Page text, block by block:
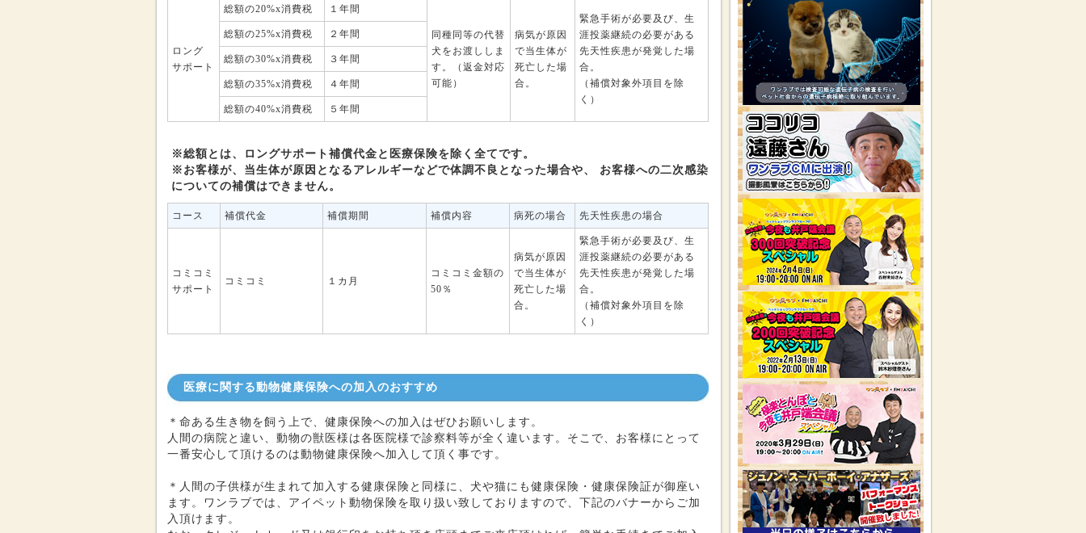
ロング
サポート
総額の20%x消費税 １年間
同種同等の代替
犬をお渡ししま
す。（返金対応
可能）
病気が原因
で当生体が
死亡した場
合。
緊急手術が必要及び、生
涯投薬継続の必要がある
先天性疾患が発覚した場
合。
（補償対象外項目を除
く）
総額の25%x消費税 ２年間
総額の30%x消費税 ３年間
総額の35%x消費税 ４年間
総額の40%x消費税 ５年間
※総額とは、ロングサポート補償代金と医療保険を除く全てです。
※お客様が、当生体が原因となるアレルギーなどで体調不良となった場合や、 お客様への二次感染
についての補償はできません。
コース 補償代金 補償期間 補償内容 病死の場合 先天性疾患の場合
コミコミ
サポート
コミコミ １カ月
コミコミ金額の
50％
病気が原因
で当生体が
死亡した場
合。
緊急手術が必要及び、生
涯投薬継続の必要がある
先天性疾患が発覚した場
合。
（補償対象外項目を除
く）
医療に関する動物健康保険への加入のおすすめ
＊命ある生き物を飼う上で、健康保険への加入はぜひお願いします。
人間の病院と違い、動物の獣医様は各医院様で診察料等が全く違います。そこで、お客様にとって
一番安心して頂けるのは動物健康保険へ加入して頂く事です。
＊人間の子供様が生まれて加入する健康保険と同様に、犬や猫にも健康保険・健康保険証が御座い
ます。ワンラブでは、アイペット動物保険を取り扱い致しておりますので、下記のバナーからご加
入頂けます。